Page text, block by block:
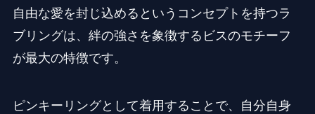
自由な愛を封じ込めるというコンセプトを持つラ
ブリングは、絆の強さを象徴するビスのモチーフ
が最大の特徴です。
ピンキーリングとして着用することで、自分自身